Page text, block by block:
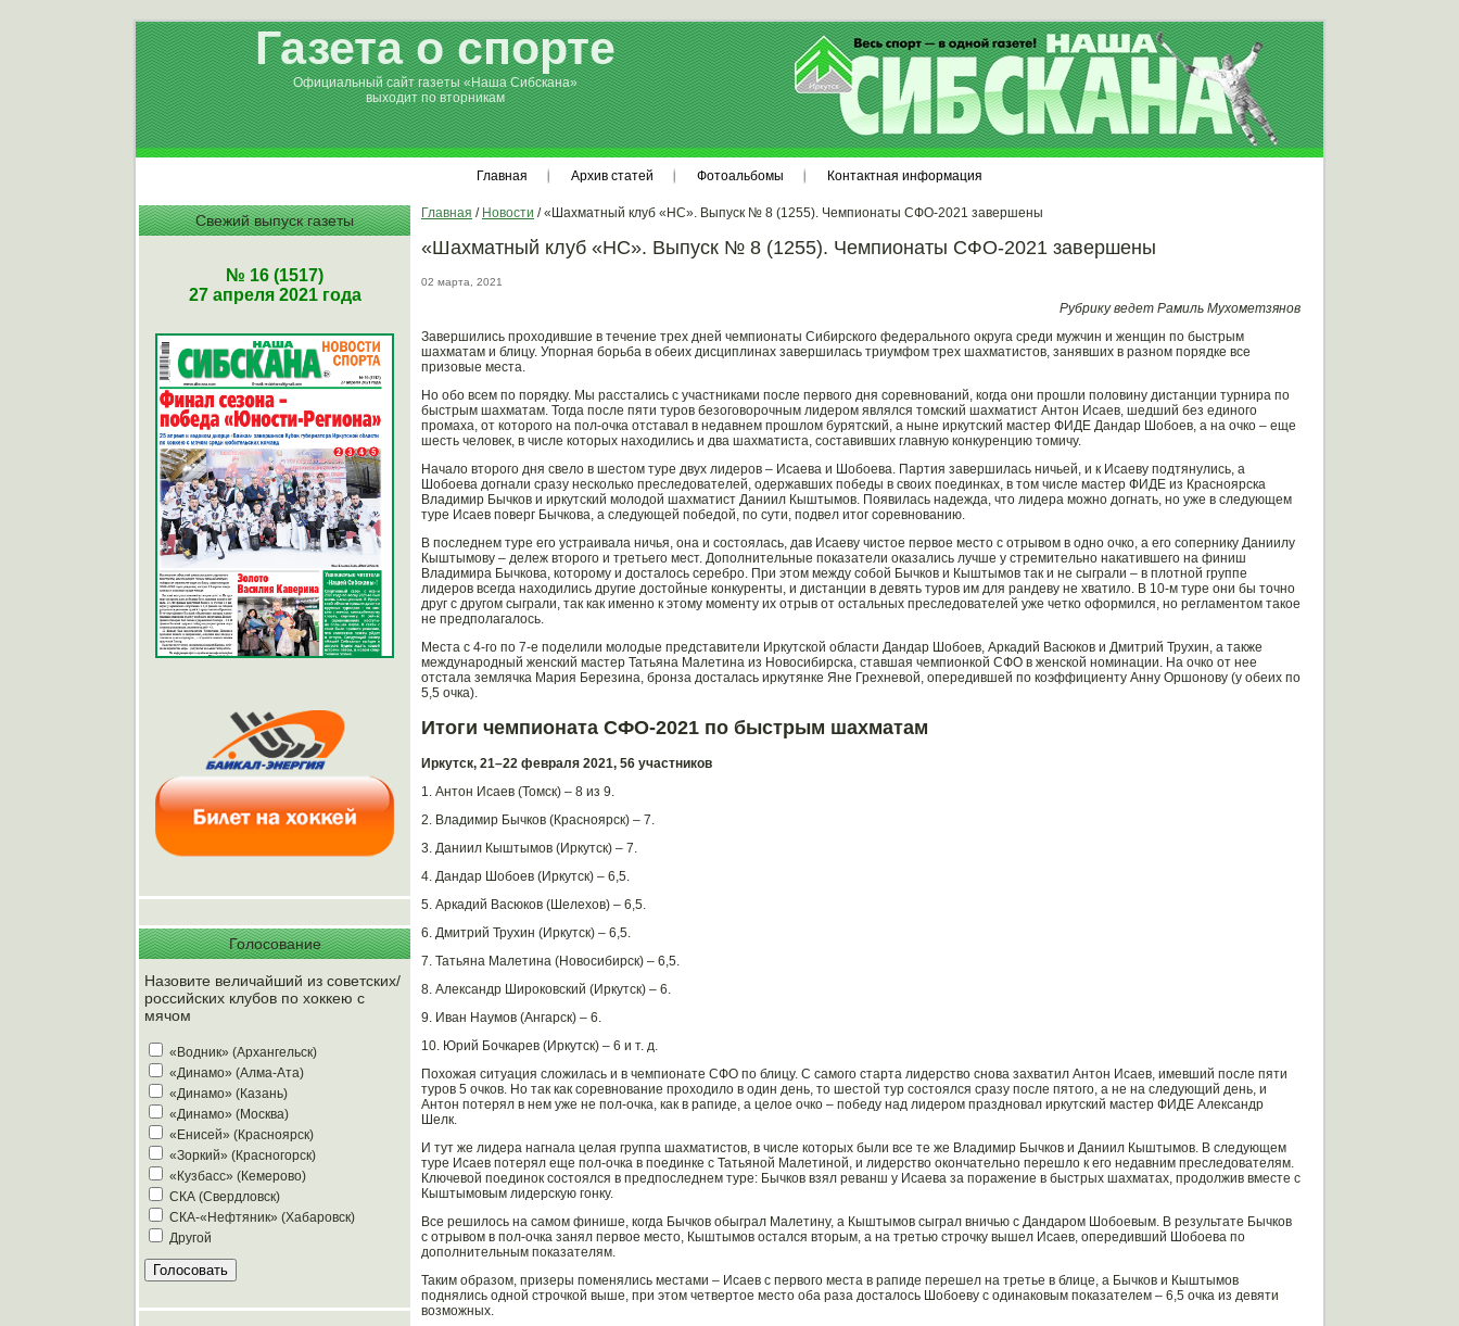
Газета о спорте
Официальный сайт газеты «Наша Сибскана»
выходит по вторникам
Главная Архив статей Фотоальбомы Контактная информация
Свежий выпуск газеты
№ 16 (1517)
27 апреля 2021 года
Голосование
Назовите величайший из советских/
российских клубов по хоккею с
мячом
«Водник» (Архангельск)
«Динамо» (Алма-Ата)
«Динамо» (Казань)
«Динамо» (Москва)
«Енисей» (Красноярск)
«Зоркий» (Красногорск)
«Кузбасс» (Кемерово)
СКА (Свердловск)
СКА-«Нефтяник» (Хабаровск)
Другой
Главная / Новости / «Шахматный клуб «НС». Выпуск № 8 (1255). Чемпионаты СФО-2021 завершены
«Шахматный клуб «НС». Выпуск № 8 (1255). Чемпионаты СФО-2021 завершены
02 марта, 2021
Рубрику ведет Рамиль Мухометзянов
Завершились проходившие в течение трех дней чемпионаты Сибирского федерального округа среди мужчин и женщин по быстрым
шахматам и блицу. Упорная борьба в обеих дисциплинах завершилась триумфом трех шахматистов, занявших в разном порядке все
призовые места.
Но обо всем по порядку. Мы расстались с участниками после первого дня соревнований, когда они прошли половину дистанции турнира по
быстрым шахматам. Тогда после пяти туров безоговорочным лидером являлся томский шахматист Антон Исаев, шедший без единого
промаха, от которого на пол-очка отставал в недавнем прошлом бурятский, а ныне иркутский мастер ФИДЕ Дандар Шобоев, а на очко – еще
шесть человек, в числе которых находились и два шахматиста, составивших главную конкуренцию томичу.
Начало второго дня свело в шестом туре двух лидеров – Исаева и Шобоева. Партия завершилась ничьей, и к Исаеву подтянулись, а
Шобоева догнали сразу несколько преследователей, одержавших победы в своих поединках, в том числе мастер ФИДЕ из Красноярска
Владимир Бычков и иркутский молодой шахматист Даниил Кыштымов. Появилась надежда, что лидера можно догнать, но уже в следующем
туре Исаев поверг Бычкова, а следующей победой, по сути, подвел итог соревнованию.
В последнем туре его устраивала ничья, она и состоялась, дав Исаеву чистое первое место с отрывом в одно очко, а его сопернику Даниилу
Кыштымову – дележ второго и третьего мест. Дополнительные показатели оказались лучше у стремительно накатившего на финиш
Владимира Бычкова, которому и досталось серебро. При этом между собой Бычков и Кыштымов так и не сыграли – в плотной группе
лидеров всегда находились другие достойные конкуренты, и дистанции в девять туров им для рандеву не хватило. В 10-м туре они бы точно
друг с другом сыграли, так как именно к этому моменту их отрыв от остальных преследователей уже четко оформился, но регламентом такое
не предполагалось.
Места с 4-го по 7-е поделили молодые представители Иркутской области Дандар Шобоев, Аркадий Васюков и Дмитрий Трухин, а также
международный женский мастер Татьяна Малетина из Новосибирска, ставшая чемпионкой СФО в женской номинации. На очко от нее
отстала землячка Мария Березина, бронза досталась иркутянке Яне Грехневой, опередившей по коэффициенту Анну Оршонову (у обеих по
5,5 очка).
Итоги чемпионата СФО-2021 по быстрым шахматам
Иркутск, 21–22 февраля 2021, 56 участников
1. Антон Исаев (Томск) – 8 из 9.
2. Владимир Бычков (Красноярск) – 7.
3. Даниил Кыштымов (Иркутск) – 7.
4. Дандар Шобоев (Иркутск) – 6,5.
5. Аркадий Васюков (Шелехов) – 6,5.
6. Дмитрий Трухин (Иркутск) – 6,5.
7. Татьяна Малетина (Новосибирск) – 6,5.
8. Александр Широковский (Иркутск) – 6.
9. Иван Наумов (Ангарск) – 6.
10. Юрий Бочкарев (Иркутск) – 6 и т. д.
Похожая ситуация сложилась и в чемпионате СФО по блицу. С самого старта лидерство снова захватил Антон Исаев, имевший после пяти
туров 5 очков. Но так как соревнование проходило в один день, то шестой тур состоялся сразу после пятого, а не на следующий день, и
Антон потерял в нем уже не пол-очка, как в рапиде, а целое очко – победу над лидером праздновал иркутский мастер ФИДЕ Александр
Шелк.
И тут же лидера нагнала целая группа шахматистов, в числе которых были все те же Владимир Бычков и Даниил Кыштымов. В следующем
туре Исаев потерял еще пол-очка в поединке с Татьяной Малетиной, и лидерство окончательно перешло к его недавним преследователям.
Ключевой поединок состоялся в предпоследнем туре: Бычков взял реванш у Исаева за поражение в быстрых шахматах, продолжив вместе с
Кыштымовым лидерскую гонку.
Все решилось на самом финише, когда Бычков обыграл Малетину, а Кыштымов сыграл вничью с Дандаром Шобоевым. В результате Бычков
с отрывом в пол-очка занял первое место, Кыштымов остался вторым, а на третью строчку вышел Исаев, опередивший Шобоева по
дополнительным показателям.
Таким образом, призеры поменялись местами – Исаев с первого места в рапиде перешел на третье в блице, а Бычков и Кыштымов
поднялись одной строчкой выше, при этом четвертое место оба раза досталось Шобоеву с одинаковым показателем – 6,5 очка из девяти
возможных.